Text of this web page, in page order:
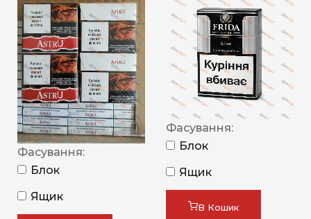
Фасування:
Блок
Ящик
Фасування:
Блок
Ящик
В Кошик